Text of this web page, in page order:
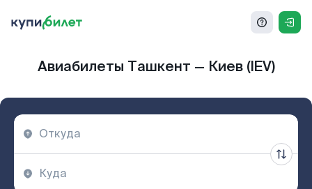
Авиабилеты Ташкент — Киев (IEV)